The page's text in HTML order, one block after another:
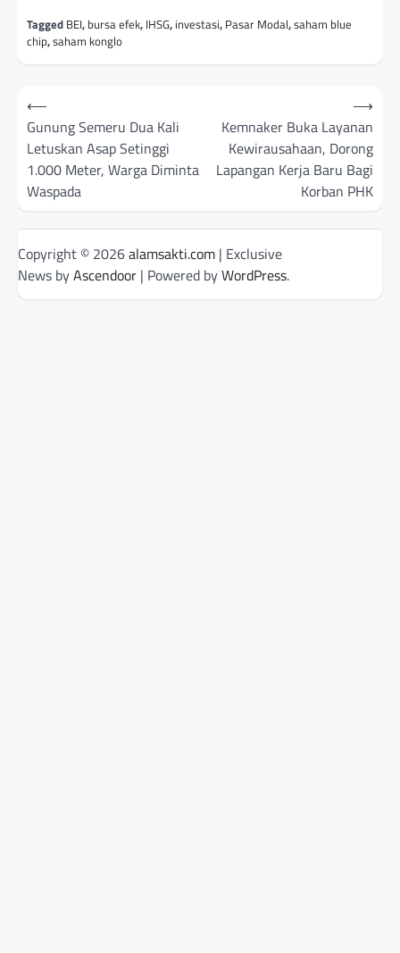
Tagged BEI, bursa efek, IHSG, investasi, Pasar Modal,saham blue
chip,saham konglo
Post
navigation
⟵
Gunung Semeru Dua Kali
Letuskan Asap Setinggi
1.000 Meter, Warga Diminta
Waspada
Kemnaker Buka Layanan
Kewirausahaan, Dorong
Lapangan Kerja Baru Bagi
Korban PHK
⟶
Copyright © 2026alamsakti.com | Exclusive
News byAscendoor | Powered byWordPress.